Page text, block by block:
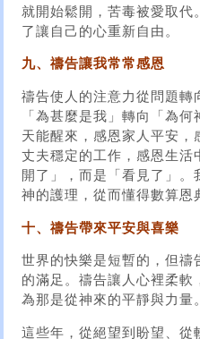
就開始鬆開，苦毒被愛取代
了讓自己的心重新自由。
九、禱告讓我常常感恩
禱告使人的注意力從問題轉
「為甚麼是我」轉向「為
天能醒來，感恩家人平安，
丈夫穩定的工作，感恩生活
開了」，而是「看見了」
神的護理，從而懂得數算恩
十、禱告帶來平安與喜樂
世界的快樂是短暫的，但禱
的滿足。禱告讓人心裡柔軟
為那是從神來的平靜與力量
這些年，從絕望到盼望、從